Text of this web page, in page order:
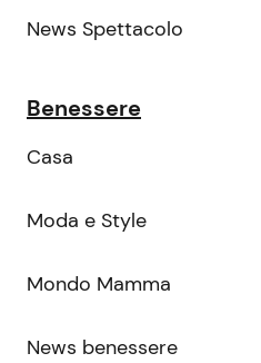
News Spettacolo
Benessere
Casa
Moda e Style
Mondo Mamma
News benessere